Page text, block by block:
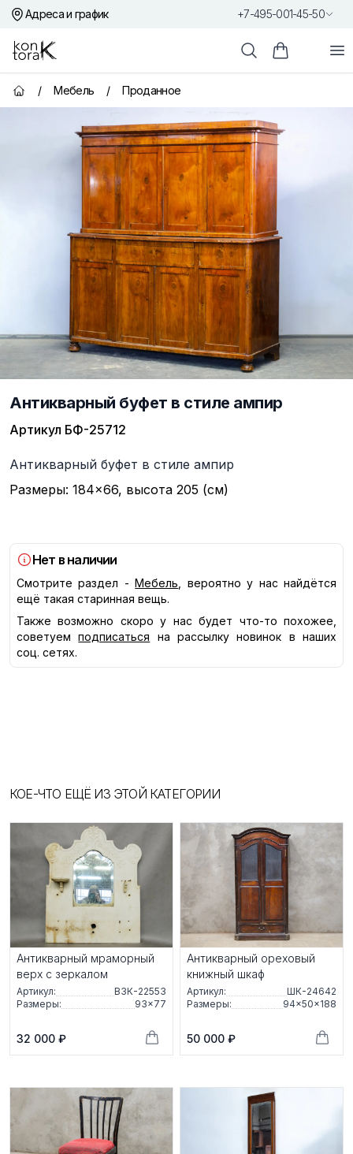
Адреса и график +7-495-001-45-50
Контора К
ПоискКорзина
Главная страница
/ Мебель / Проданное
Антикварный буфет в стиле ампир
Артикул БФ-25712
Описание
Антикварный буфет в стиле ампир
Размеры: 184×66, высота 205 (см)
Нет в наличии
Смотрите раздел - Мебель , вероятно у нас найдётся
ещё такая старинная вещь.
Также возможно скоро у нас будет что-то похожее,
советуем
подписаться
на рассылку новинок в наших
соц. сетях.
КОЕ-ЧТО ЕЩЁ ИЗ ЭТОЙ КАТЕГОРИИ
Антикварный мраморный
верх с зеркалом
Артикул:
ВЗК-22553
Размеры:
93×77
32 000 ₽
Антикварный ореховый
книжный шкаф
Артикул:
ШК-24642
Размеры:
94×50×188
50 000 ₽